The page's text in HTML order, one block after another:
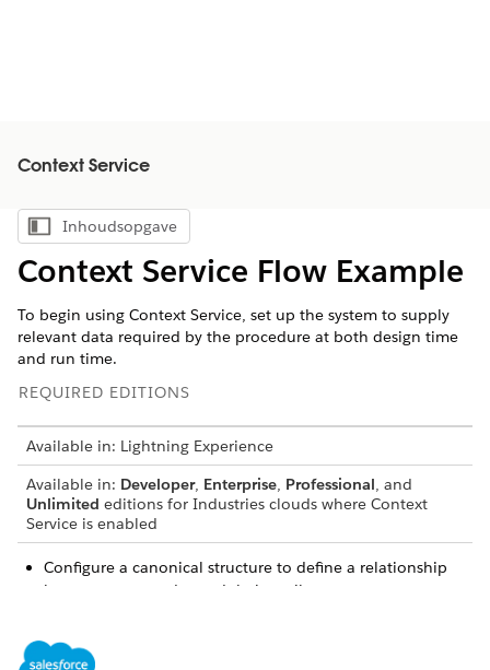
Context Service
Inhoudsopgave weergeven
Inhoudsopgave
Context Service Flow Example
To begin using Context Service, set up the system to supply
relevant data required by the procedure at both design time
and run time.
REQUIRED EDITIONS
Available in: Lightning Experience
Available in: Developer, Enterprise, Professional, and
Unlimited editions for Industries clouds where Context
Service is enabled
Configure a canonical structure to define a relationship
between your nodes and their attributes.
definition.